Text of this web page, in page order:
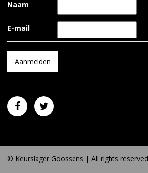
Naam
E-mail
© Keurslager Goossens | All rights reserved